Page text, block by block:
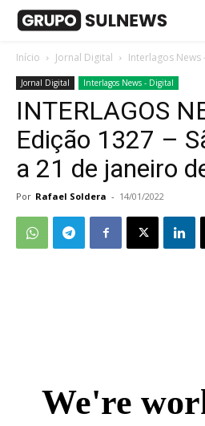
Início Jornal Digital Interlagos News
Jornal Digital Interlagos News - Digital
INTERLAGOS
Edição 1327 –
a 21 de janeiro
Por Rafael Soldera - 14/01/2022